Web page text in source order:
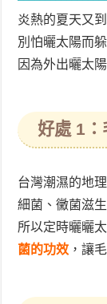
炎熱的夏天又
別怕曬太陽而
因為外出曬太
好處 1
台灣潮濕的地
細菌、黴菌滋生
所以定時曬曬
菌的功效 ，讓